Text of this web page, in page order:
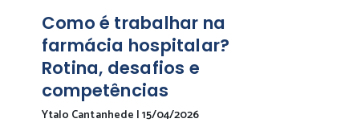
Como é trabalhar na
farmácia hospitalar?
Rotina, desafios e
competências
Ytalo Cantanhede |15/04/2026